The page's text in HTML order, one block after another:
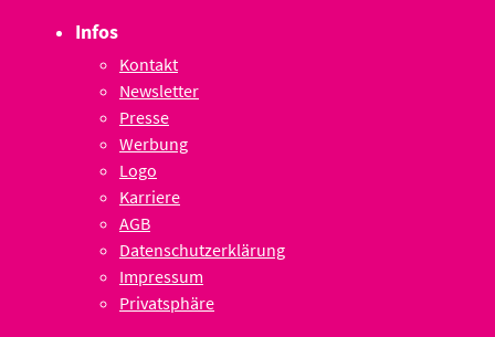
Infos
Kontakt
Newsletter
Presse
Werbung
Logo
Karriere
AGB
Datenschutzerklärung
Impressum
Privatsphäre